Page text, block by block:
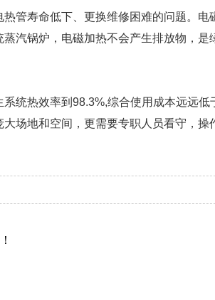
管寿命低下、更换维修困难的问题。
汽锅炉，电磁加热不会产生排放物，
统热效率到98.3%,综合使用成本远远
场地和空间，更需要专职人员看守，操